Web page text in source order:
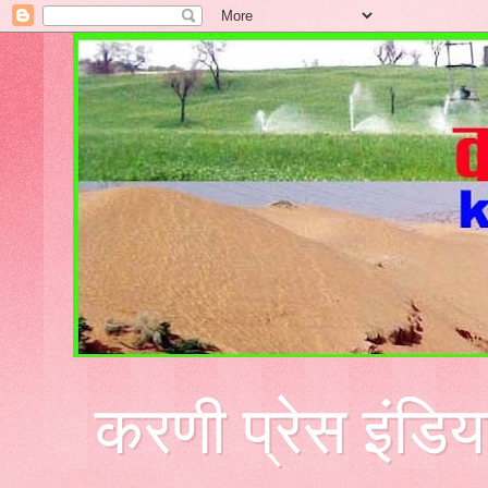
करणी प्रेस